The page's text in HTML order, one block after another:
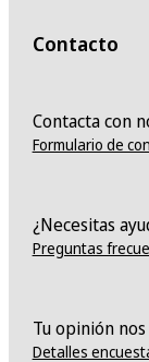
Contacto
Contacta con
Formulario de
¿Necesitas
Preguntas
Tu opinión
Detalles